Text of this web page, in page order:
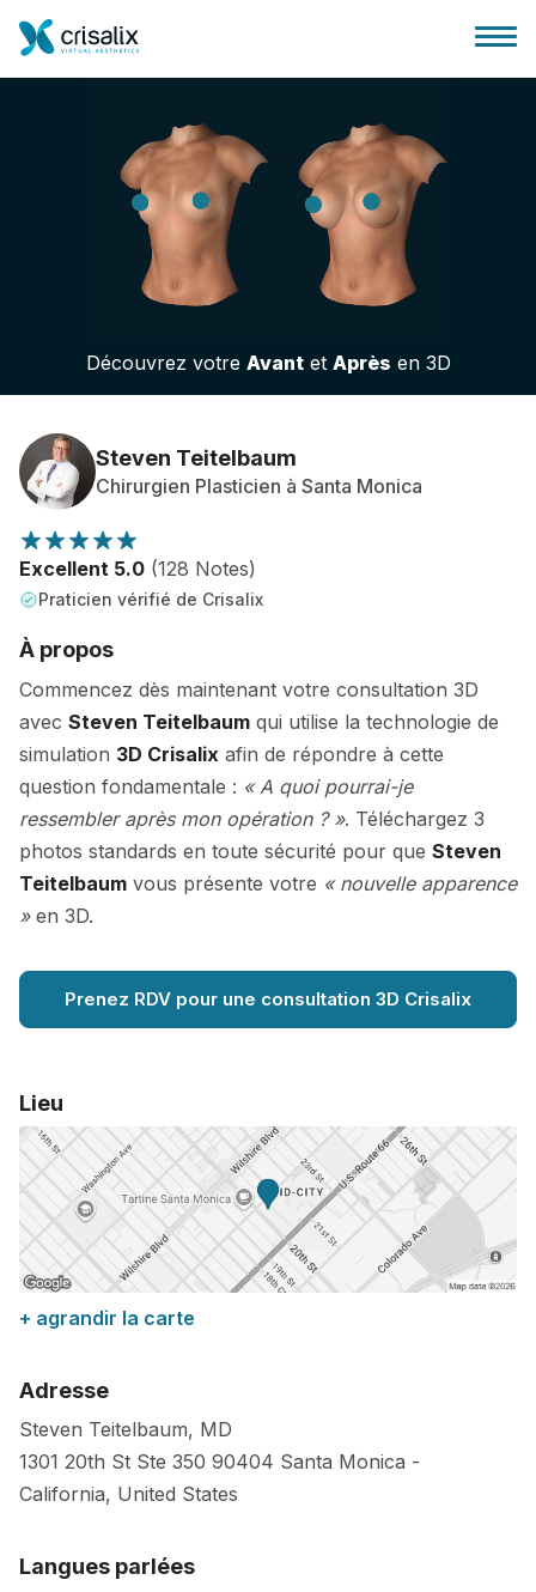
Accueil chirurgiens
Plateforme commerciale 3D
Forfait
Avis des patients
Découvrez votre Avantet Après en 3D
Steven Teitelbaum
Chirurgien Plasticien à Santa Monica
Excellent 5.0 (128 Notes)
Praticien vérifié de Crisalix
À propos
Commencez dès maintenant votre consultation 3D
avec Steven Teitelbaum qui utilise la technologie de
simulation 3D Crisalix afin de répondre à cette
question fondamentale : « A quoi pourrai-je
ressembler après mon opération ? ». Téléchargez 3
photos standards en toute sécurité pour que Steven
Teitelbaum vous présente votre « nouvelle apparence
»en 3D.
Prenez RDV pour une consultation 3D Crisalix
Lieu
+ agrandir la carte
Adresse
Steven Teitelbaum, MD
1301 20th St Ste 350 90404 Santa Monica -
California, United States
Langues parlées